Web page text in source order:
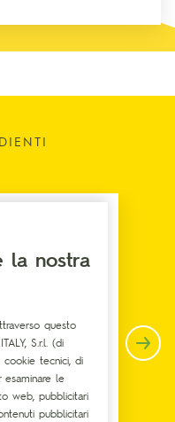
la nostra
questo
S.r.l. (di
cookie tecnici, di
esaminare le
web, pubblicitari
pubblicitari